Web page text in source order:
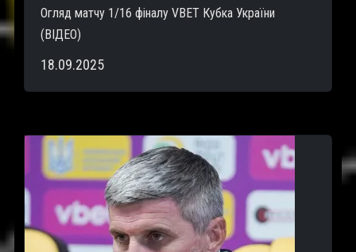
Огляд матчу 1/16 фіналу VBET Кубка України
(ВІДЕО)
18.09.2025